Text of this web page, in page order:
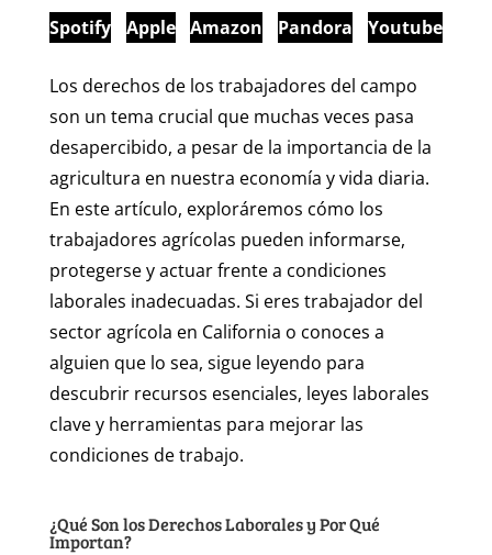
Spotify Apple Amazon Pandora Youtube
Los derechos de los trabajadores del campo
son un tema crucial que muchas veces pasa
desapercibido, a pesar de la importancia de la
agricultura en nuestra economía y vida diaria.
En este artículo, exploráremos cómo los
trabajadores agrícolas pueden informarse,
protegerse y actuar frente a condiciones
laborales inadecuadas. Si eres trabajador del
sector agrícola en California o conoces a
alguien que lo sea, sigue leyendo para
descubrir recursos esenciales, leyes laborales
clave y herramientas para mejorar las
condiciones de trabajo.
¿Qué Son los Derechos Laborales y Por Qué
Importan?